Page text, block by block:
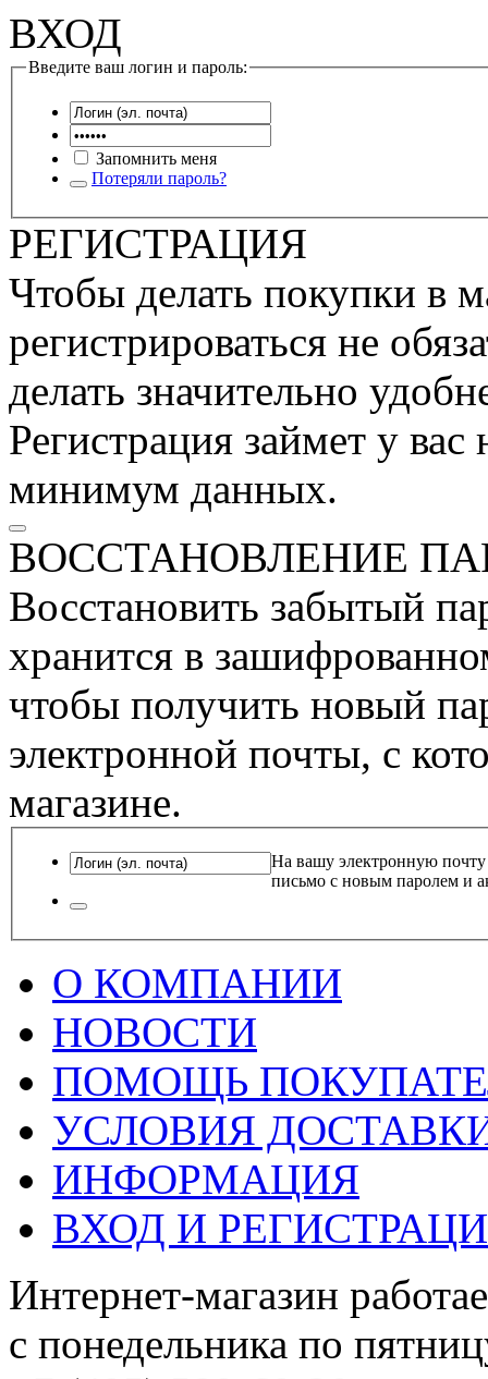
ВХОД
Введите ваш логин и пароль:
Запомнить меня
Потеряли пароль?
РЕГИСТРАЦИЯ
Чтобы делать покупки в
регистрироваться не
делать значительно
Регистрация займет у
минимум данных.
ВОССТАНОВЛЕНИЕ
Восстановить забытый
хранится в
чтобы получить новый
электронной почты, с
магазине.
На вашу электронную почту
письмо с новым паролем и
О КОМПАНИИ
НОВОСТИ
ПОМОЩЬ
УСЛОВИЯ
ИНФОРМАЦИЯ
ВХОД И
Интернет-магазин
с понедельника по